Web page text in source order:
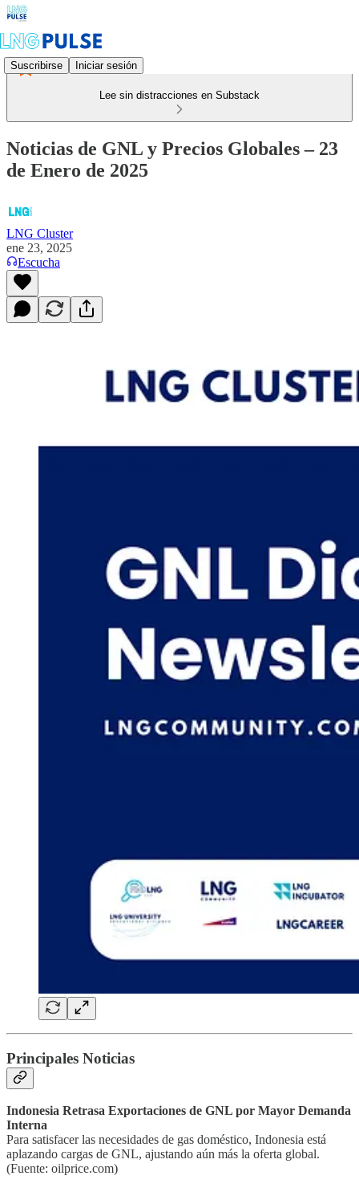
Suscribirse Iniciar sesión
Lee sin distracciones en Substack
Noticias de GNL y Precios Globales – 23
de Enero de 2025
LNG Cluster
ene 23, 2025
Escucha
Principales Noticias
Indonesia Retrasa Exportaciones de GNL por Mayor Demanda
Interna
Para satisfacer las necesidades de gas doméstico, Indonesia está
aplazando cargas de GNL, ajustando aún más la oferta global.
(Fuente: oilprice.com)